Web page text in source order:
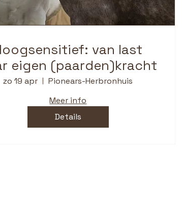
van last
eigen (paarden)kracht
zo 19 apr
Pionears-Herbronhuis
Meer info
Details